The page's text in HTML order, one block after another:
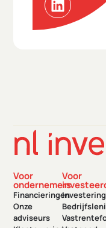
Voor
ondernemers
Financieringen
Onze
adviseurs
Voor